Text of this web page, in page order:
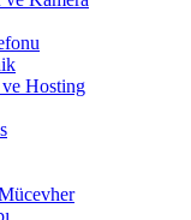
Hosting